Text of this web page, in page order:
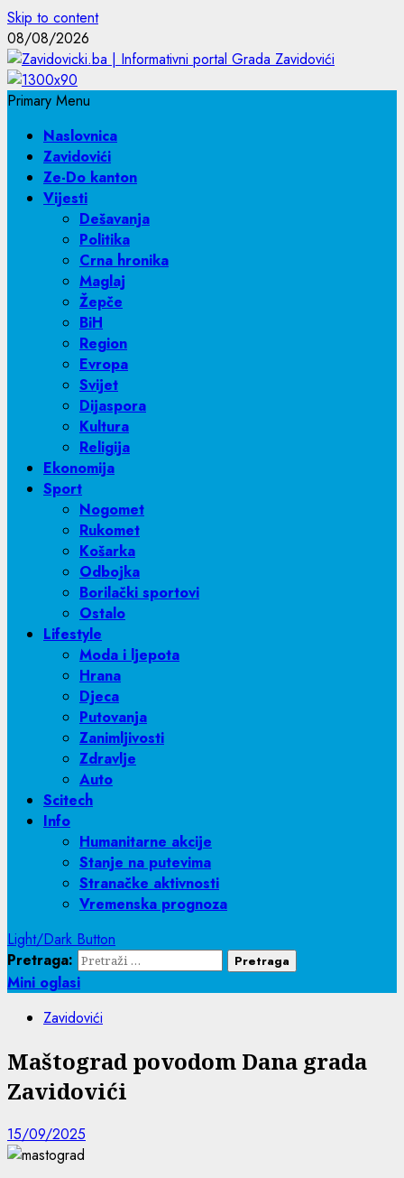
Skip to content
08/08/2026
Primary Menu
Naslovnica
Zavidovići
Ze-Do kanton
Vijesti
Dešavanja
Politika
Crna hronika
Maglaj
Žepče
BiH
Region
Evropa
Svijet
Dijaspora
Kultura
Religija
Ekonomija
Sport
Nogomet
Rukomet
Košarka
Odbojka
Borilački sportovi
Ostalo
Lifestyle
Moda i ljepota
Hrana
Djeca
Putovanja
Zanimljivosti
Zdravlje
Auto
Scitech
Info
Humanitarne akcije
Stanje na putevima
Stranačke aktivnosti
Vremenska prognoza
Light/Dark Button
Pretraga:
Mini oglasi
Zavidovići
Maštograd povodom Dana grada
Zavidovići
15/09/2025